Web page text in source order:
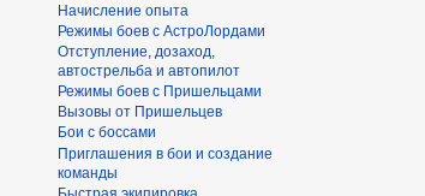
Начисление опыта
Режимы боев с АстроЛордами
Отступление, дозаход,
автострельба и автопилот
Режимы боев с Пришельцами
Вызовы от Пришельцев
Бои с боссами
Приглашения в бои и создание
команды